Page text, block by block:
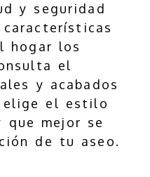
y seguridad
hogar los
el
y acabados
elige el estilo
mejor se
de tu aseo.